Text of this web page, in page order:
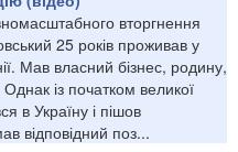
вторгнення
25 років проживав у
Мав власний бізнес, родину,
Однак із початком великої
в Україну і пішов
відповідний поз...